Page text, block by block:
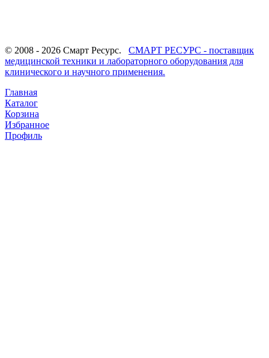
© 2008 - 2026 Смарт Ресурс. СМАРТ РЕСУРС - поставщик
медицинской техники и лабораторного оборудования для
клинического и научного применения.
Главная
Каталог
Корзина
Избранное
Профиль